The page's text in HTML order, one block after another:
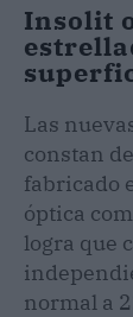
Insolit
Las
constan
fabricado
óptica
logra que
normal a